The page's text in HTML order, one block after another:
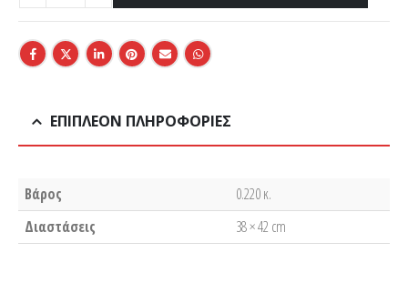
ΕΠΙΠΛΈΟΝ ΠΛΗΡΟΦΟΡΊΕΣ
Βάρος
0.220 κ.
Διαστάσεις
38 × 42 cm